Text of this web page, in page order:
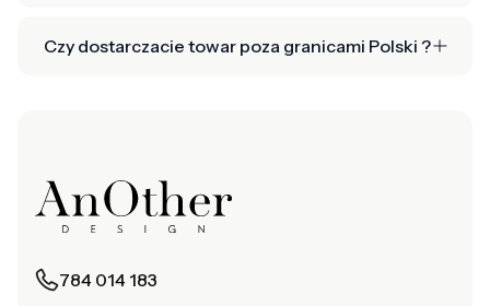
Czy dostarczacie towar poza granicami Polski ?
784 014 183